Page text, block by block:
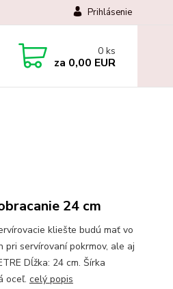
Prihlásenie
0 ks
za 0,00 EUR
24 cm
kliešte budú mať vo
servírovaní pokrmov, ale aj
Dĺžka: 24 cm. Šírka
oceľ. celý popis